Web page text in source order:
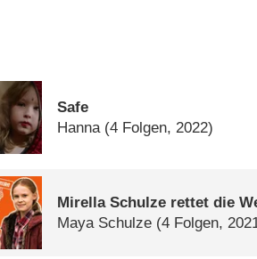
Safe
Hanna (4 Folgen, 2022)
Mirella Schulze rettet die
Maya Schulze (4 Folgen,